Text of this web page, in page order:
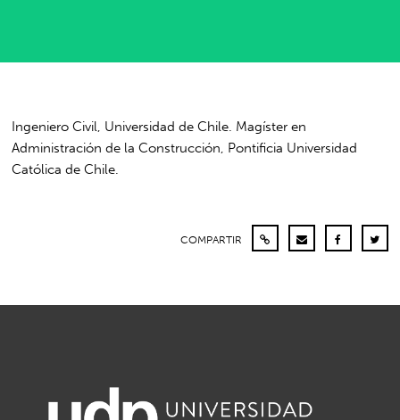
Ingeniero Civil, Universidad de Chile. Magíster en
Administración de la Construcción, Pontificia Universidad
Católica de Chile.
COMPARTIR